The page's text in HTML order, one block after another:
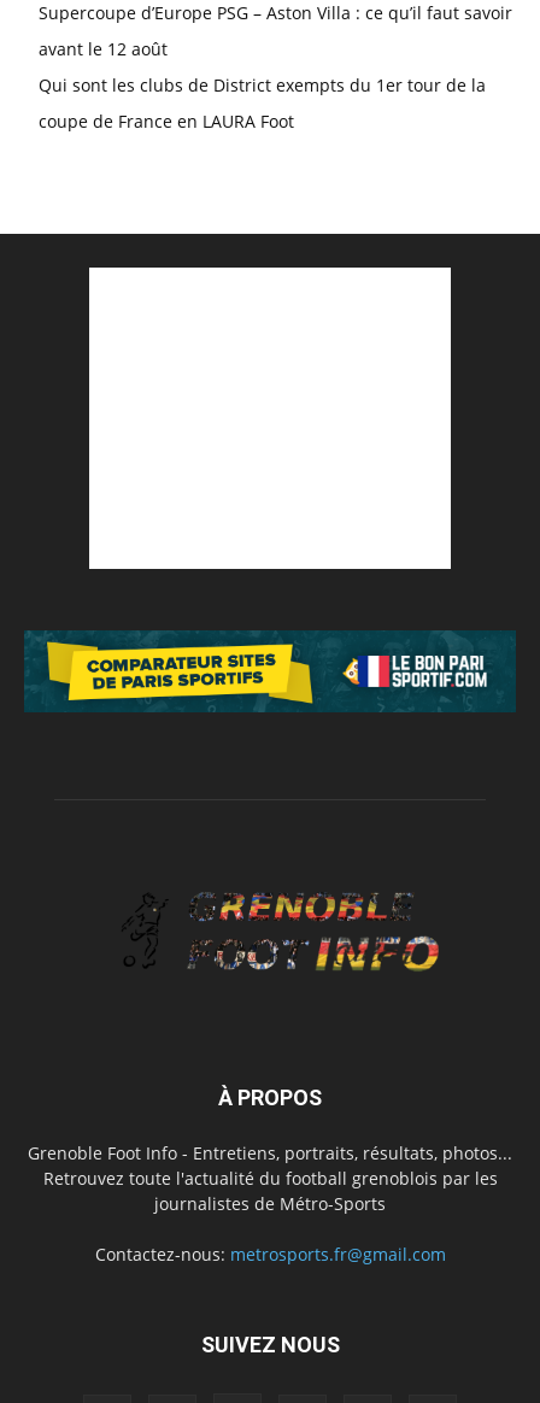
Supercoupe d’Europe PSG – Aston Villa : ce qu’il faut savoir
avant le 12 août
Qui sont les clubs de District exempts du 1er tour de la
coupe de France en LAURA Foot
À PROPOS
Grenoble Foot Info - Entretiens, portraits, résultats, photos...
Retrouvez toute l'actualité du football grenoblois par les
journalistes de Métro-Sports
Contactez-nous: metrosports.fr@gmail.com
SUIVEZ NOUS